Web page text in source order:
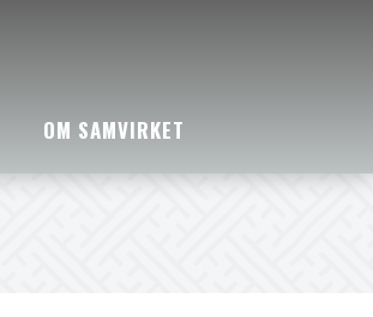
OM SAMVIRKET